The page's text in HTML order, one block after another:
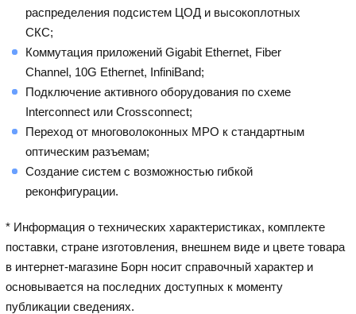
распределения подсистем ЦОД и высокоплотных
СКС;
Коммутация приложений Gigabit Ethernet, Fiber
Channel, 10G Ethernet, InfiniBand;
Подключение активного оборудования по схеме
Interconnect или Crossconnect;
Переход от многоволоконных MPO к стандартным
оптическим разъемам;
Создание систем с возможностью гибкой
реконфигурации.
* Информация о технических характеристиках, комплекте
поставки, стране изготовления, внешнем виде и цвете товара
в интернет-магазине Борн носит справочный характер и
основывается на последних доступных к моменту
публикации сведениях.